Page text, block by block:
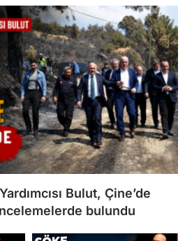
Bulut, Çine’de
bulundu